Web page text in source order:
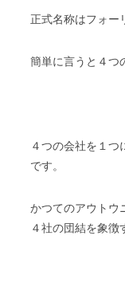
正式名称はフォー
簡単に言うと４つ
４つの会社を１つ
です。
かつてのアウトウ
４社の団結を象徴